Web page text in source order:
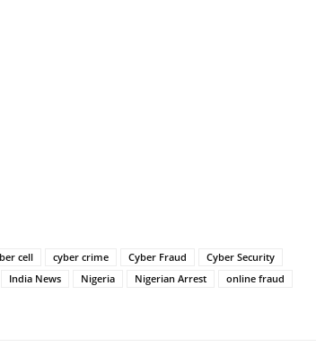
cell cyber crime Cyber Fraud
Cyber Security
India News Nigeria Nigerian Arrest
online fraud